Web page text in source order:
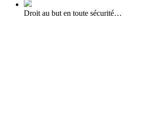
Droit au but en toute sécurité…